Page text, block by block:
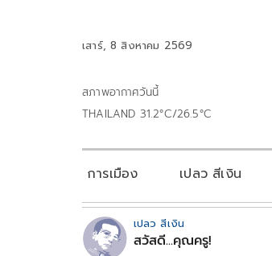
เสาร์, 8 สิงหาคม 2569
สภาพอากาศวันนี้
THAILAND 31.2°C/26.5°C
การเมือง เปลว สีเงิน
เปลว สีเงิน
สวัสดี...คุณครู!